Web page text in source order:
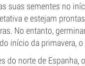
suas sementes no
e estejam
No entanto,
início da primavera,
do norte de